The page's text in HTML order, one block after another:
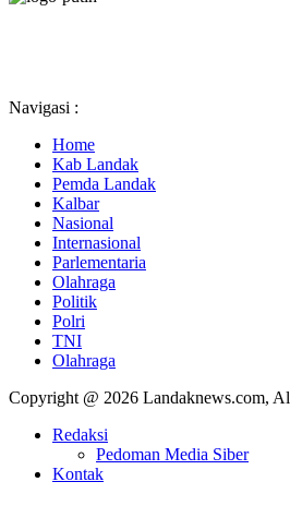
Navigasi :
Home
Kab Landak
Pemda Landak
Kalbar
Nasional
Internasional
Parlementaria
Olahraga
Politik
Polri
TNI
Olahraga
Copyright @ 2026 Landaknews.com,
Redaksi
Pedoman Media Siber
Kontak